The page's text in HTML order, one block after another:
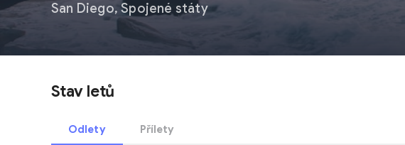
San Diego,Spojené státy
Stav letů
Odlety Přílety